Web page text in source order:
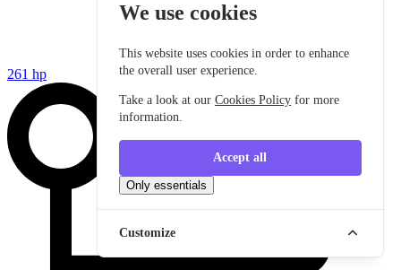
We use cookies
This website uses cookies in order to enhance
the overall user experience.
Take a look at ourCookies Policy for more
information.
Accept all
Only essentials
Customize
261 hp